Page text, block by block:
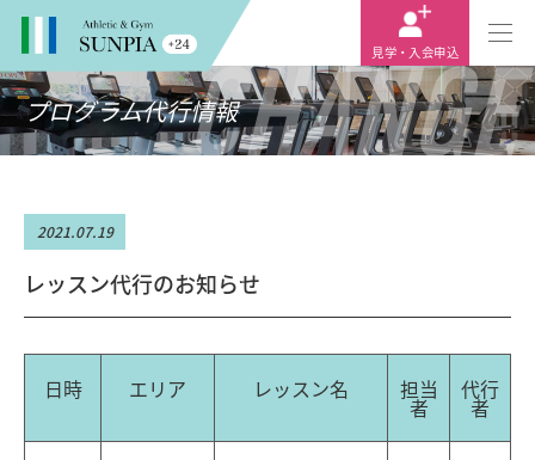
見学・入会申込
CHANGE
プログラム代行情報
2021.07.19
レッスン代行のお知らせ
日時 エリア レッスン名 担当
者
代行
者